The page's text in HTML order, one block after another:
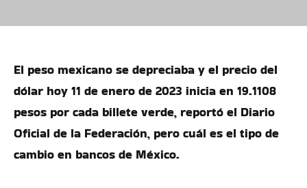
El peso mexicano se depreciaba y el precio del
dólar hoy 11 de enero de 2023 inicia en 19.1108
pesos por cada billete verde, reportó el Diario
Oficial de la Federación, pero cuál es el tipo de
cambio en bancos de México.